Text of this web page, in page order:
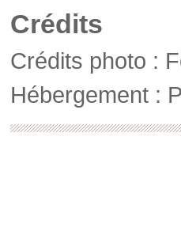
Crédits
Crédits photo :
Hébergement :